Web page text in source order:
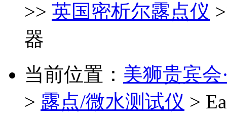
>> 英国密析尔露点仪
器
当前位置： 美狮贵宾会
> 露点/微水测试仪 >